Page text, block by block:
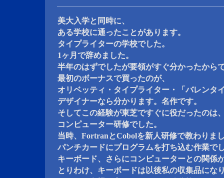
美大入学と同時に、
ある学校に通ったことがあります。
タイプライターの学校でした。
1ヶ月で辞めました。
半年のはずでしたが要領がすぐ分かったから
最初のボーナスで買ったのが、
オリベッティ・タイプライター・「バレンタ
デザイナーなら分かります。名作です。
そしてこの経験が東芝ですぐに役だったのは
コンピューター研修でした。
当時、FortranとCobolを新人研修で教わりま
パンチカードにプログラムを打ち込む作業で
キーボード、さらにコンピューターとの関係
とりわけ、キーボードは以後私の収集品にな